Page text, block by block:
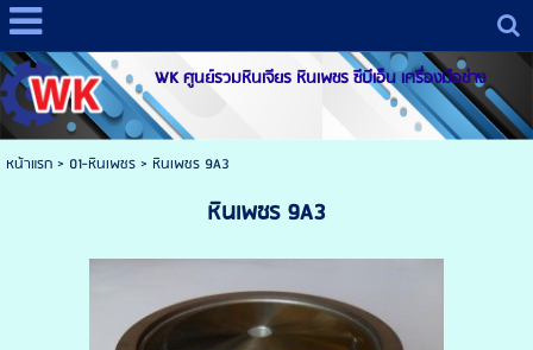
WK ศูนย์รวมหินเจียร หินเพชร ซีบีเอ็น เครื่องมือช่าง
หน้าแรก> 01-หินเพชร> หินเพชร 9A3
หินเพชร 9A3